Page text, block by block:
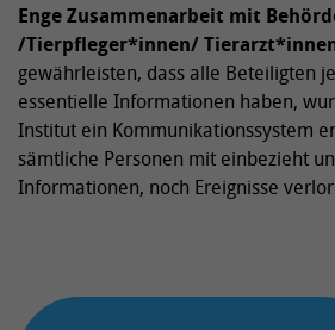
EngeZusammenarbeit mit
/Tierpfleger*innen/
gewährleisten, dass alle Beteiligten
essentielle Informationen haben,
Institut ein Kommunikationssystem
sämtliche Personen mit einbezieht
Informationen, noch Ereignisse